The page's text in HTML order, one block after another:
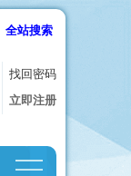
全站搜索
找回密码
立即注册